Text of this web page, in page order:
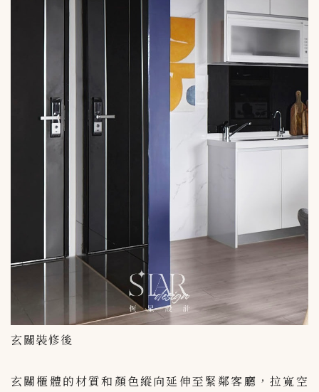
玄關裝修後
玄關櫃體的材質和顏色縱向延伸至緊鄰客廳，拉寬空